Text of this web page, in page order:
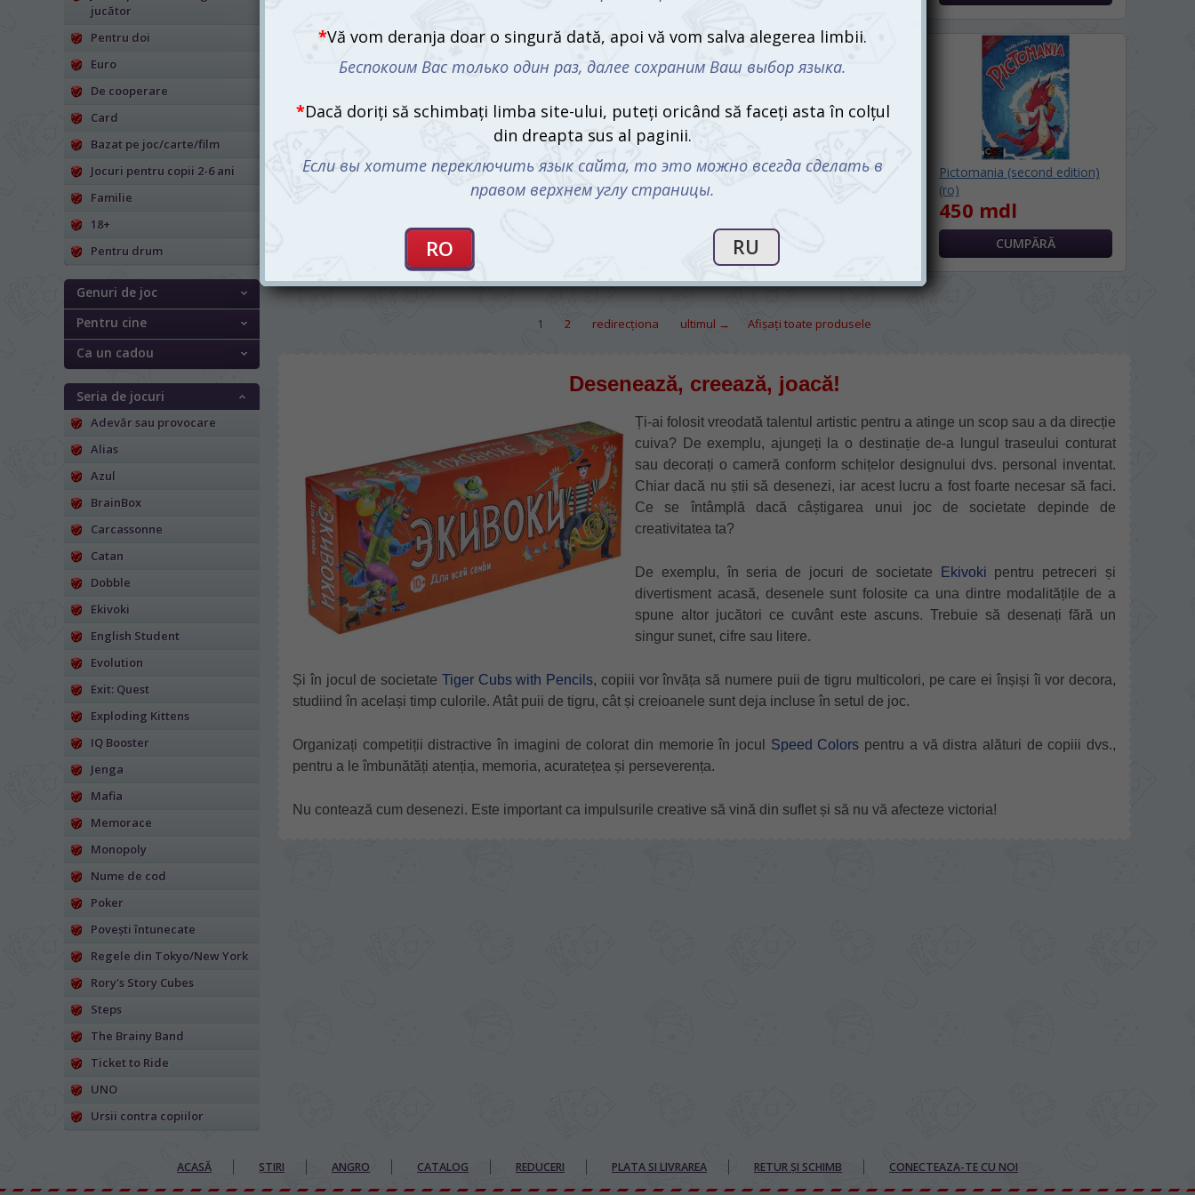
jucător
Pentru doi
Euro
De cooperare
Card
Bazat pe joc/carte/film
Jocuri pentru copii 2-6 ani
Familie
18+
Pentru drum
Genuri de joc
Pentru cine
Ca un cadou
Seria de jocuri
Adevăr sau provocare
Alias
Azul
BrainBox
Carcassonne
Catan
Dobble
Ekivoki
English Student
Evolution
Exit: Quest
Exploding Kittens
IQ Booster
Jenga
Mafia
Memorace
Monopoly
Nume de cod
Poker
Povești întunecate
Regele din Tokyo/New York
Rory's Story Cubes
Steps
The Brainy Band
Ticket to Ride
UNO
Ursii contra copiilor
Înțelege-mă Activity My First (rusa)
Activity versiunea rutieră
Pictomania (second edition)
(ro)
450 mdl
1 2 redirecţiona ultimul → Afișați toate produsele
Desenează, creează, joacă!
Ți-ai folosit vreodată talentul artistic pentru a atinge un scop sau a da direcție
cuiva? De exemplu, ajungeți la o destinație de-a lungul traseului conturat
sau decorați o cameră conform schițelor designului dvs. personal inventat.
Chiar dacă nu știi să desenezi, iar acest lucru a fost foarte necesar să faci.
Ce se întâmplă dacă câștigarea unui joc de societate depinde de
creativitatea ta?
De exemplu, în seria de jocuri de societate Ekivoki pentru petreceri și
divertisment acasă, desenele sunt folosite ca una dintre modalitățile de a
spune altor jucători ce cuvânt este ascuns. Trebuie să desenați fără un
singur sunet, cifre sau litere.
Și în jocul de societate Tiger Cubs with Pencils, copiii vor învăța să numere puii de tigru multicolori, pe care ei înșiși îi vor decora,
studiind în același timp culorile. Atât puii de tigru, cât și creioanele sunt deja incluse în setul de joc.
Organizați competiții distractive în imagini de colorat din memorie în jocul Speed Colors pentru a vă distra alături de copiii dvs.,
pentru a le îmbunătăți atenția, memoria, acuratețea și perseverența.
Nu contează cum desenezi. Este important ca impulsurile creative să vină din suflet și să nu vă afecteze victoria!
ACASĂ ȘTIRI ANGRO CATALOG REDUCERI PLATA SI LIVRAREA RETUR ȘI SCHIMB CONECTEAZA-TE CU NOI